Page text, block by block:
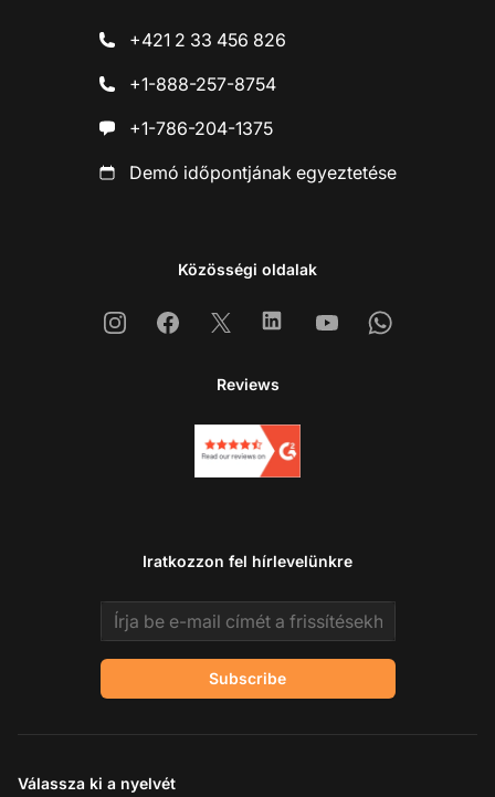
+421 2 33 456 826
+1-888-257-8754
+1-786-204-1375
Demó időpontjának egyeztetése
Közösségi oldalak
InstagramFacebook
X LinkedinYoutubeWhatsapp
Reviews
Iratkozzon fel hírlevelünkre
Email address
Subscribe
Válassza ki a nyelvét